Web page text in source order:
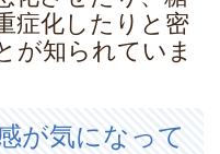
症化したりと密
が知られていま
が気になって